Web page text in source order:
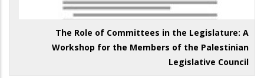
The Role of Committees in the Legislature: A
Workshop for the Members of the Palestinian
Legislative Council